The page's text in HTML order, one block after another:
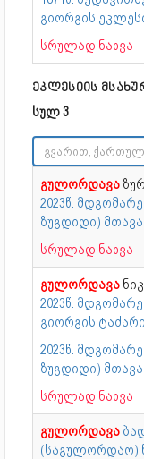
გიორგის
სრულად ნახვა
ეკლესიის
სულ 3
გულორდავა
2023წ.
ზუგდიდი)
სრულად ნახვა
გულორდავა
2023წ.
გიორგის ტაძარი
2023წ.
ზუგდიდი)
სრულად ნახვა
გულორდავა
(საგულორდაო)